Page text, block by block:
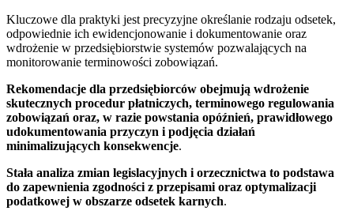
Kluczowe dla praktyki jest precyzyjne określanie rodzaju odsetek,
odpowiednie ich ewidencjonowanie i dokumentowanie oraz
wdrożenie w przedsiębiorstwie systemów pozwalających na
monitorowanie terminowości zobowiązań.
Rekomendacje dla przedsiębiorców obejmują wdrożenie
skutecznych procedur płatniczych, terminowego regulowania
zobowiązań oraz, w razie powstania opóźnień, prawidłowego
udokumentowania przyczyn i podjęcia działań
minimalizujących konsekwencje.
Stała analiza zmian legislacyjnych i orzecznictwa to podstawa
do zapewnienia zgodności z przepisami oraz optymalizacji
podatkowej w obszarze odsetek karnych.